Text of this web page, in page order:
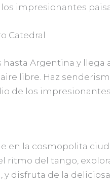
impresionantes
Catedral
hasta Argentina y llega
libre. Haz
de los
en la cosmopolita
ritmo del tango,
y disfruta de la